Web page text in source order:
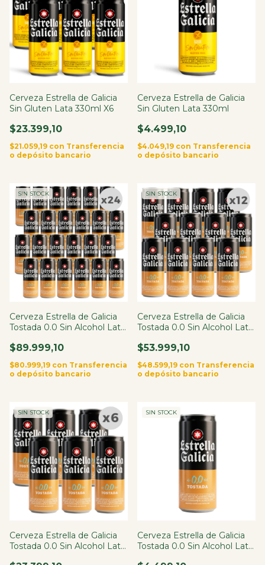
Cerveza Estrella de Galicia
Sin Gluten Lata 330ml X6
$23.399,10
$21.059,19 con Transferencia
o depósito bancario
Cerveza Estrella de Galicia
Sin Gluten Lata 330ml
$4.499,10
$4.049,19 con Transferencia
o depósito bancario
SIN STOCK
Cerveza Estrella de Galicia
Tostada 0.0 Sin Alcohol Lata
$89.999,10
$80.999,19 con Transferencia
o depósito bancario
SIN STOCK
Cerveza Estrella de Galicia
Tostada 0.0 Sin Alcohol Lata
$53.999,10
$48.599,19 con Transferencia
o depósito bancario
SIN STOCK
Cerveza Estrella de Galicia
Tostada 0.0 Sin Alcohol Lata
SIN STOCK
Cerveza Estrella de Galicia
Tostada 0.0 Sin Alcohol Lata